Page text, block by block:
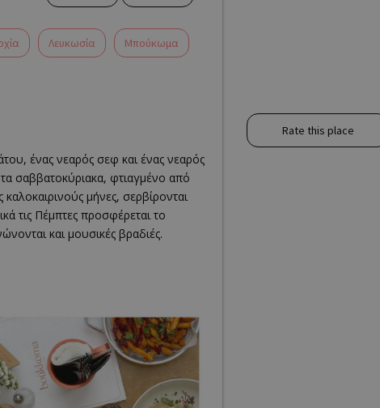
Λευκωσία Μπούκωμα
ένας νεαρός σεφ και ένας νεαρός
σαββατοκύριακα, φτιαγμένο από
μήνες, σερβίρονται
τις Πέμπτες προσφέρεται το
και μουσικές βραδιές.
Rate this place